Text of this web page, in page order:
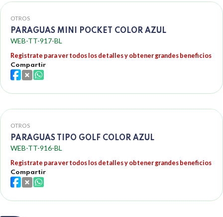
OTROS
PARAGUAS MINI POCKET COLOR AZUL
WEB-TT-917-BL
Registrate para ver todos los detalles y obtener grandes beneficios
Compartir
OTROS
PARAGUAS TIPO GOLF COLOR AZUL
WEB-TT-916-BL
Registrate para ver todos los detalles y obtener grandes beneficios
Compartir